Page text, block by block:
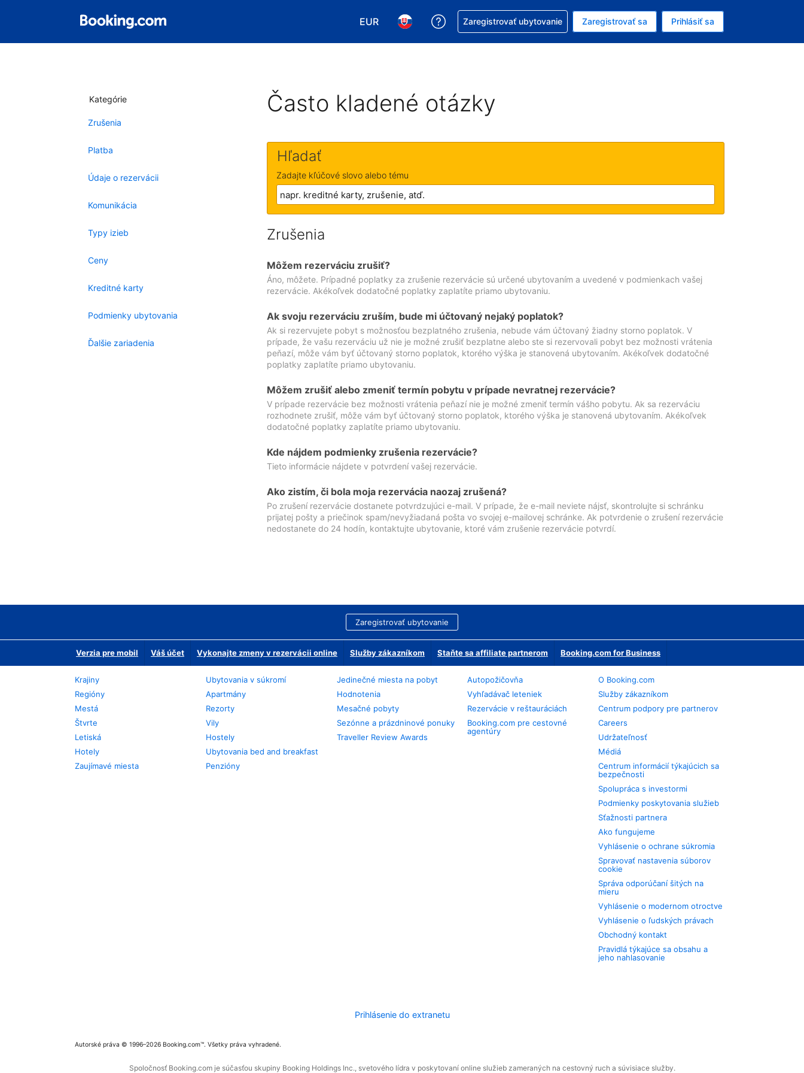
EUR
Vybrať menu. Momentálne máte zvolenú menu EUR
Vybrať jazyk. Momentálne máte zvolený jazyk V slovenčine
Získajte pomoc s rezerváciou
Zaregistrovať ubytovanie Zaregistrovať sa Prihlásiť sa
Kategórie
Zrušenia
Platba
Údaje o rezervácii
Komunikácia
Typy izieb
Ceny
Kreditné karty
Podmienky ubytovania
Ďalšie zariadenia
Často kladené otázky
Hľadať
Zadajte kľúčové slovo alebo tému
Zrušenia
Môžem rezerváciu zrušiť?
Áno, môžete. Prípadné poplatky za zrušenie rezervácie sú určené ubytovaním a uvedené v podmienkach vašej
rezervácie. Akékoľvek dodatočné poplatky zaplatíte priamo ubytovaniu.
Ak svoju rezerváciu zruším, bude mi účtovaný nejaký poplatok?
Ak si rezervujete pobyt s možnosťou bezplatného zrušenia, nebude vám účtovaný žiadny storno poplatok. V
prípade, že vašu rezerváciu už nie je možné zrušiť bezplatne alebo ste si rezervovali pobyt bez možnosti vrátenia
peňazí, môže vám byť účtovaný storno poplatok, ktorého výška je stanovená ubytovaním. Akékoľvek dodatočné
poplatky zaplatíte priamo ubytovaniu.
Môžem zrušiť alebo zmeniť termín pobytu v prípade nevratnej rezervácie?
V prípade rezervácie bez možnosti vrátenia peňazí nie je možné zmeniť termín vášho pobytu. Ak sa rezerváciu
rozhodnete zrušiť, môže vám byť účtovaný storno poplatok, ktorého výška je stanovená ubytovaním. Akékoľvek
dodatočné poplatky zaplatíte priamo ubytovaniu.
Kde nájdem podmienky zrušenia rezervácie?
Tieto informácie nájdete v potvrdení vašej rezervácie.
Ako zistím, či bola moja rezervácia naozaj zrušená?
Po zrušení rezervácie dostanete potvrdzujúci e-mail. V prípade, že e-mail neviete nájsť, skontrolujte si schránku
prijatej pošty a priečinok spam/nevyžiadaná pošta vo svojej e-mailovej schránke. Ak potvrdenie o zrušení rezervácie
nedostanete do 24 hodín, kontaktujte ubytovanie, ktoré vám zrušenie rezervácie potvrdí.
Zaregistrovať ubytovanie
Verzia pre mobil Váš účet Vykonajte zmeny v rezervácii online Služby zákazníkom Staňte sa affiliate partnerom Booking.com for Business
Krajiny
Regióny
Mestá
Štvrte
Letiská
Hotely
Zaujímavé miesta
Ubytovania v súkromí
Apartmány
Rezorty
Vily
Hostely
Ubytovania bed and breakfast
Penzióny
Jedinečné miesta na pobyt
Hodnotenia
Mesačné pobyty
Sezónne a prázdninové ponuky
Traveller Review Awards
Autopožičovňa
Vyhľadávač leteniek
Rezervácie v reštauráciách
Booking.com pre cestovné
agentúry
O Booking.com
Služby zákazníkom
Centrum podpory pre partnerov
Careers
Udržateľnosť
Médiá
Centrum informácií týkajúcich sa
bezpečnosti
Spolupráca s investormi
Podmienky poskytovania služieb
Sťažnosti partnera
Ako fungujeme
Vyhlásenie o ochrane súkromia
Spravovať nastavenia súborov
cookie
Správa odporúčaní šitých na
mieru
Vyhlásenie o modernom otroctve
Vyhlásenie o ľudských právach
Obchodný kontakt
Pravidlá týkajúce sa obsahu a
jeho nahlasovanie
Prihlásenie do extranetu
Autorské práva © 1996–2026 Booking.com™. Všetky práva vyhradené.
Spoločnosť Booking.com je súčasťou skupiny Booking Holdings Inc., svetového lídra v poskytovaní online služieb zameraných na cestovný ruch a súvisiace služby.